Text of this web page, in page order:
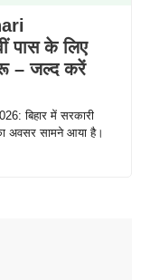
पास के लिए
– जल्द करें
बिहार में सरकारी
अवसर सामने आया है।